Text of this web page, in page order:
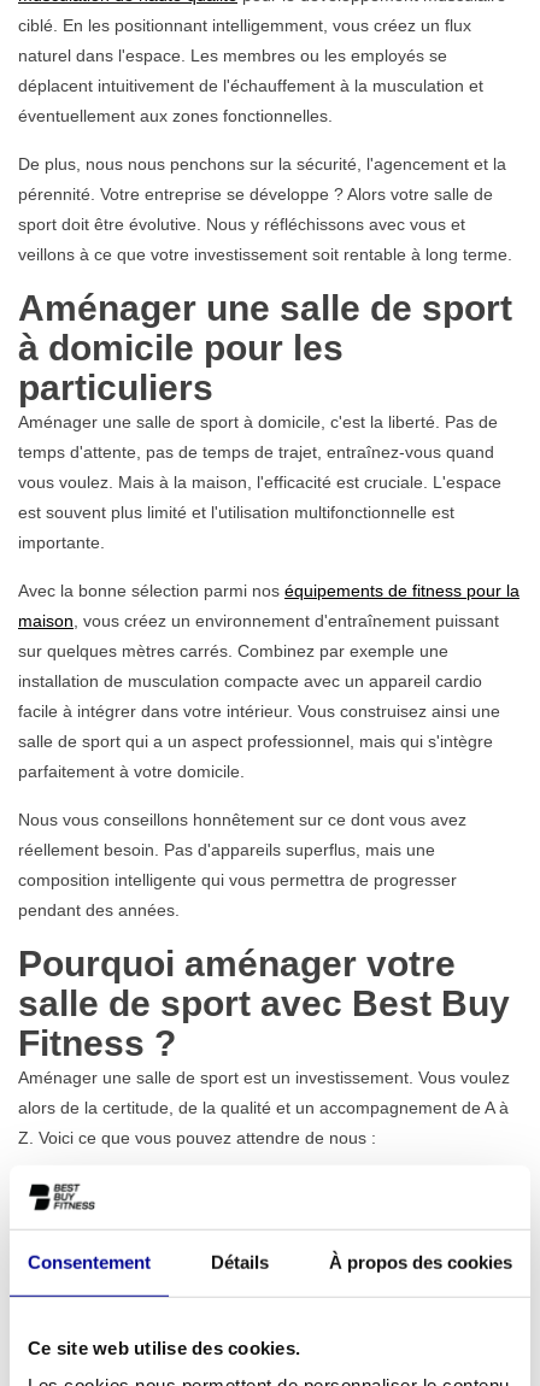
Consentement Détails À propos des cookies
Ce site web utilise des cookies.
ciblé. En les positionnant intelligemment, vous créez un flux
naturel dans l'espace. Les membres ou les employés se
déplacent intuitivement de l'échauffement à la musculation et
éventuellement aux zones fonctionnelles.
De plus, nous nous penchons sur la sécurité, l'agencement et la
pérennité. Votre entreprise se développe ? Alors votre salle de
sport doit être évolutive. Nous y réfléchissons avec vous et
veillons à ce que votre investissement soit rentable à long terme.
Aménager une salle de sport
à domicile pour les
particuliers
Aménager une salle de sport à domicile, c'est la liberté. Pas de
temps d'attente, pas de temps de trajet, entraînez-vous quand
vous voulez. Mais à la maison, l'efficacité est cruciale. L'espace
est souvent plus limité et l'utilisation multifonctionnelle est
importante.
Avec la bonne sélection parmi nos équipements de fitness pour la
maison , vous créez un environnement d'entraînement puissant
sur quelques mètres carrés. Combinez par exemple une
installation de musculation compacte avec un appareil cardio
facile à intégrer dans votre intérieur. Vous construisez ainsi une
salle de sport qui a un aspect professionnel, mais qui s'intègre
parfaitement à votre domicile.
Nous vous conseillons honnêtement sur ce dont vous avez
réellement besoin. Pas d'appareils superflus, mais une
composition intelligente qui vous permettra de progresser
pendant des années.
Pourquoi aménager votre
salle de sport avec Best Buy
Fitness ?
Aménager une salle de sport est un investissement. Vous voulez
alors de la certitude, de la qualité et un accompagnement de A à
Z. Voici ce que vous pouvez attendre de nous :
Conseils personnalisés adaptés à votre espace et à votre
public cible
Équipements de haute qualité pour usage professionnel et
domestique
Accompagnement complet de la conception à la livraison
Solutions pour les projets B2B et B2C
Curieux de savoir comment nous avons aménagé des salles de